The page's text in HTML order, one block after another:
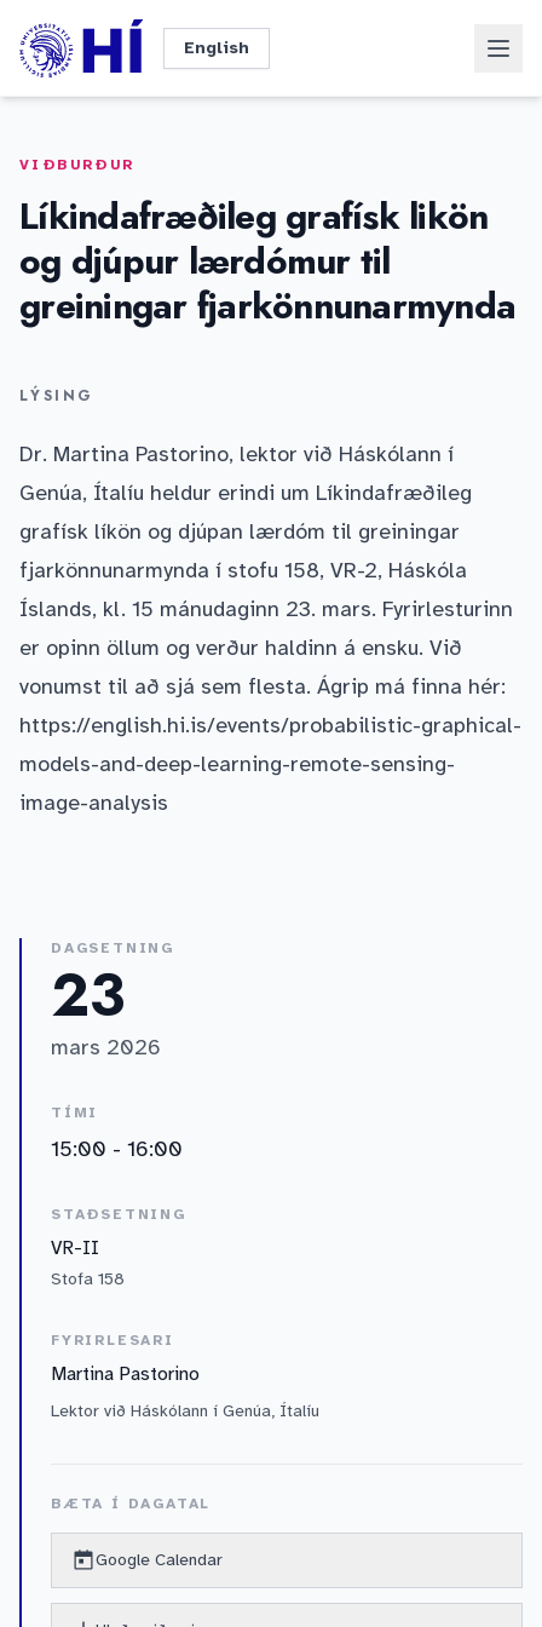
English
Dökkt þema
VIÐBURÐUR
Líkindafræðileg grafísk likön
og djúpur lærdómur til
greiningar fjarkönnunarmynda
LÝSING
Dr. Martina Pastorino, lektor við Háskólann í
Genúa, Ítalíu heldur erindi um Líkindafræðileg
grafísk líkön og djúpan lærdóm til greiningar
fjarkönnunarmynda í stofu 158, VR-2, Háskóla
Íslands, kl. 15 mánudaginn 23. mars. Fyrirlesturinn
er opinn öllum og verður haldinn á ensku. Við
vonumst til að sjá sem flesta. Ágrip má finna hér:
https://english.hi.is/events/probabilistic-graphical-
models-and-deep-learning-remote-sensing-
image-analysis
DAGSETNING
23
mars 2026
TÍMI
15:00 - 16:00
STAÐSETNING
VR-II
Stofa 158
FYRIRLESARI
Martina Pastorino
Lektor við Háskólann í Genúa, Ítalíu
BÆTA Í DAGATAL
Google Calendar